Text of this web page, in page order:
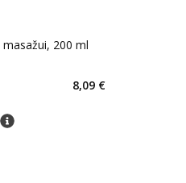
masažui, 200 ml
klubo narių nuolaida
patarimas
8,09 €